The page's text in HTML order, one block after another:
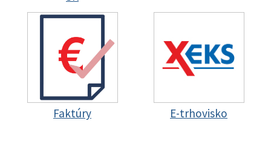
Faktúry E-trhovisko